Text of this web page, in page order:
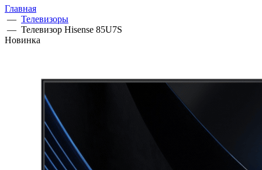
Главная
— Телевизоры
— Телевизор Hisense 85U7S
Новинка